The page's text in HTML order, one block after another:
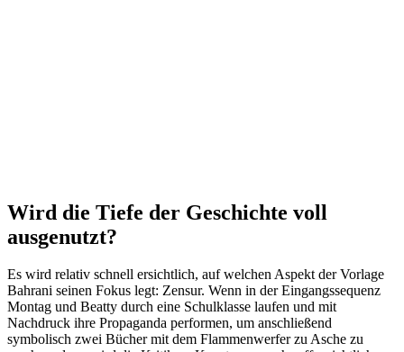
Wird die Tiefe der Geschichte voll
ausgenutzt?
Es wird relativ schnell ersichtlich, auf welchen Aspekt der Vorlage
Bahrani seinen Fokus legt: Zensur. Wenn in der Eingangssequenz
Montag und Beatty durch eine Schulklasse laufen und mit
Nachdruck ihre Propaganda performen, um anschließend
symbolisch zwei Bücher mit dem Flammenwerfer zu Asche zu